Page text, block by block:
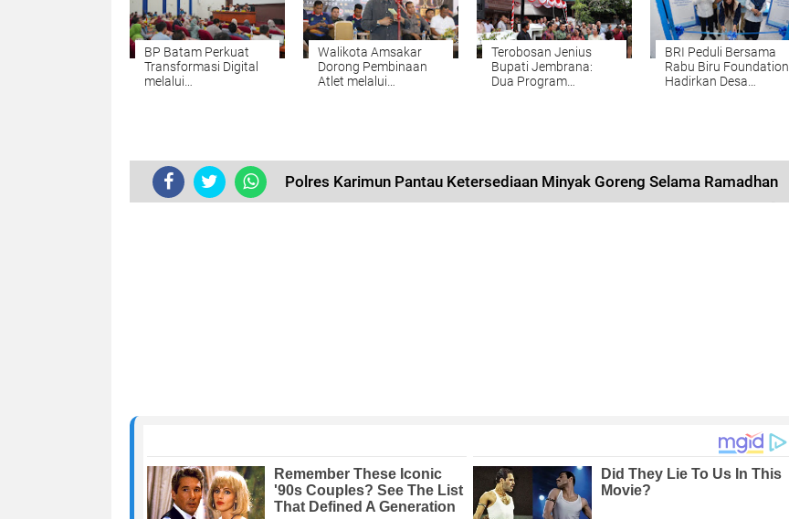
BP Batam Perkuat
Transformasi Digital
melalui
Walikota Amsakar
Dorong Pembinaan
Atlet melalui
Terobosan Jenius
Bupati Jembrana:
Dua Program
BRI Peduli Bersama
Rabu Biru Foundation
Hadirkan Desa
Polres Karimun Pantau Ketersediaan Minyak Goreng Selama Ramadhan